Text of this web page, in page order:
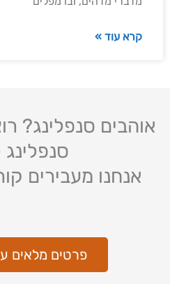
קרא עוד »
אוהבים סנפלינג?
אנחנו מעבירים
פרטים מלאים